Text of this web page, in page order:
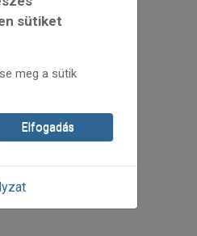
sütiket
meg a sütik
Elfogadás